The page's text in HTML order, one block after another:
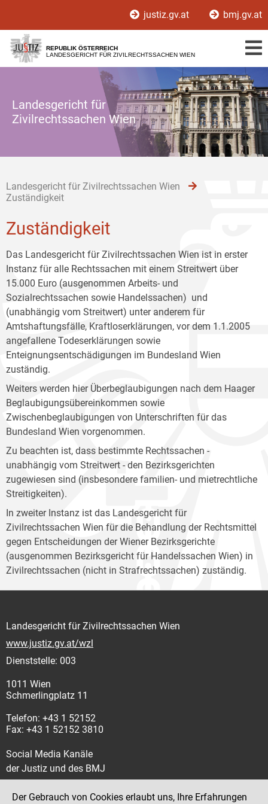
[1]
[2]
[3]
justiz.gv.at bmj.gv.at
REPUBLIK ÖSTERREICH
LANDESGERICHT FÜR ZIVILRECHTSSACHEN WIEN
Landesgericht für
Zivilrechtssachen Wien
Landesgericht für Zivilrechtssachen Wien
Zuständigkeit
Zuständigkeit
Das Landesgericht für Zivilrechtssachen Wien ist in erster
Instanz für alle Rechtssachen mit einem Streitwert über
15.000 Euro (ausgenommen Arbeits- und
Sozialrechtssachen sowie Handelssachen) und
(unabhängig vom Streitwert) unter anderem für
Amtshaftungsfälle, Kraftloserklärungen, vor dem 1.1.2005
angefallene Todeserklärungen sowie
Enteignungsentschädigungen im Bundesland Wien
zuständig.
Weiters werden hier Überbeglaubigungen nach dem Haager
Beglaubigungsübereinkommen sowie
Zwischenbeglaubigungen von Unterschriften für das
Bundesland Wien vorgenommen.
Zu beachten ist, dass bestimmte Rechtssachen -
unabhängig vom Streitwert - den Bezirksgerichten
zugewiesen sind (insbesondere familien- und mietrechtliche
Streitigkeiten).
In zweiter Instanz ist das Landesgericht für
Zivilrechtssachen Wien für die Behandlung der Rechtsmittel
gegen Entscheidungen der Wiener Bezirksgerichte
(ausgenommen Bezirksgericht für Handelssachen Wien) in
Zivilrechtssachen (nicht in Strafrechtssachen) zuständig.
Landesgericht für Zivilrechtssachen Wien
www.justiz.gv.at/wzl
Dienststelle: 003
1011 Wien
Schmerlingplatz 11
Telefon: +43 1 52152
Fax: +43 1 52152 3810
Social Media Kanäle
der Justiz und des BMJ
Der Gebrauch von Cookies erlaubt uns, Ihre Erfahrungen